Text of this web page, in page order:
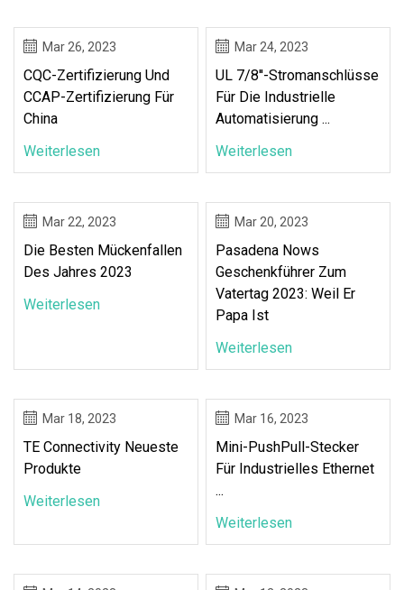
Mar 26, 2023
CQC-Zertifizierung Und
CCAP-Zertifizierung Für
China
Weiterlesen
Mar 24, 2023
UL 7/8''-Stromanschlüsse
Für Die Industrielle
Automatisierung ...
Weiterlesen
Mar 22, 2023
Die Besten Mückenfallen
Des Jahres 2023
Weiterlesen
Mar 20, 2023
Pasadena Nows
Geschenkführer Zum
Vatertag 2023: Weil Er
Papa Ist
Weiterlesen
Mar 18, 2023
TE Connectivity Neueste
Produkte
Weiterlesen
Mar 16, 2023
Mini-PushPull-Stecker
Für Industrielles Ethernet
...
Weiterlesen